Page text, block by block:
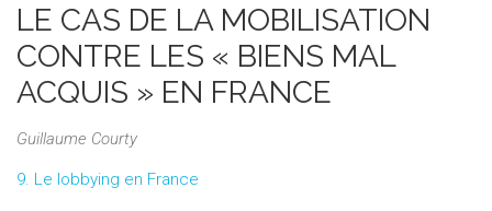
LE CAS DE LA MOBILISATION
CONTRE LES « BIENS MAL
ACQUIS » EN FRANCE
Guillaume Courty
9. Le lobbying en France